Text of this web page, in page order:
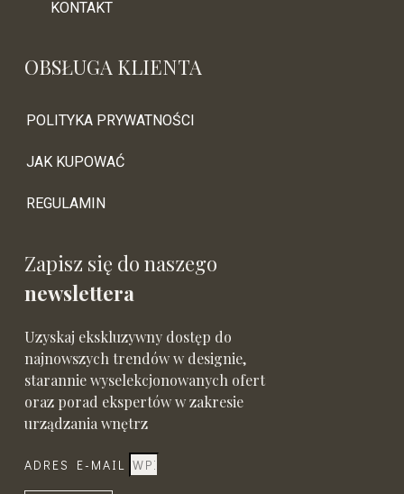
KONTAKT
OBSŁUGA KLIENTA
POLITYKA PRYWATNOŚCI
JAK KUPOWAĆ
REGULAMIN
Zapisz się do naszego
newslettera
Uzyskaj ekskluzywny dostęp do
najnowszych trendów w designie,
starannie wyselekcjonowanych ofert
oraz porad ekspertów w zakresie
urządzania wnętrz
ADRES E-MAIL